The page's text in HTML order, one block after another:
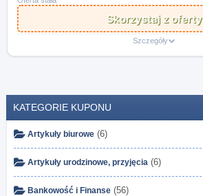
Skorzystaj z oferty
Szczegóły
KATEGORIE KUPONU
Artykuły biurowe (6)
Artykuły urodzinowe, przyjęcia (6)
Bankowość i Finanse (56)